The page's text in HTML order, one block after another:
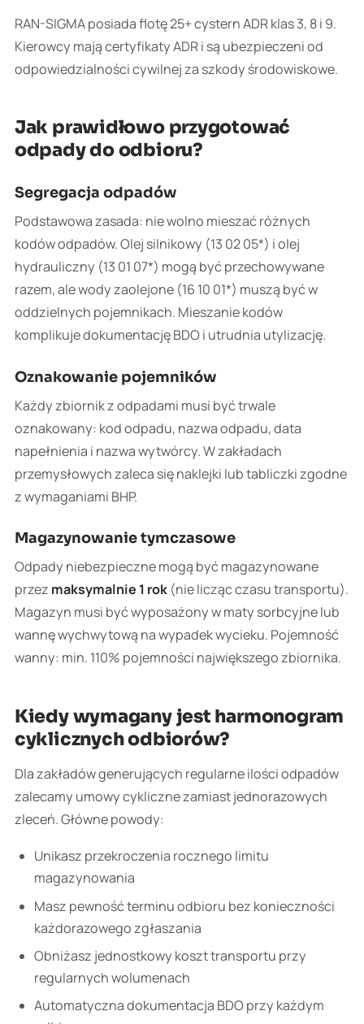
RAN-SIGMA posiada flotę 25+ cystern ADR klas 3, 8 i 9.
Kierowcy mają certyfikaty ADR i są ubezpieczeni od
odpowiedzialności cywilnej za szkody środowiskowe.
Jak prawidłowo przygotować
odpady do odbioru?
Segregacja odpadów
Podstawowa zasada: nie wolno mieszać różnych
kodów odpadów. Olej silnikowy (13 02 05*) i olej
hydrauliczny (13 01 07*) mogą być przechowywane
razem, ale wody zaolejone (16 10 01*) muszą być w
oddzielnych pojemnikach. Mieszanie kodów
komplikuje dokumentację BDO i utrudnia utylizację.
Oznakowanie pojemników
Każdy zbiornik z odpadami musi być trwale
oznakowany: kod odpadu, nazwa odpadu, data
napełnienia i nazwa wytwórcy. W zakładach
przemysłowych zaleca się naklejki lub tabliczki zgodne
z wymaganiami BHP.
Magazynowanie tymczasowe
Odpady niebezpieczne mogą być magazynowane
przez maksymalnie 1 rok(nie licząc czasu transportu).
Magazyn musi być wyposażony w maty sorbcyjne lub
wannę wychwytową na wypadek wycieku. Pojemność
wanny: min. 110% pojemności największego zbiornika.
Kiedy wymagany jest harmonogram
cyklicznych odbiorów?
Dla zakładów generujących regularne ilości odpadów
zalecamy umowy cykliczne zamiast jednorazowych
zleceń. Główne powody:
Unikasz przekroczenia rocznego limitu
magazynowania
Masz pewność terminu odbioru bez konieczności
każdorazowego zgłaszania
Obniżasz jednostkowy koszt transportu przy
regularnych wolumenach
Automatyczna dokumentacja BDO przy każdym